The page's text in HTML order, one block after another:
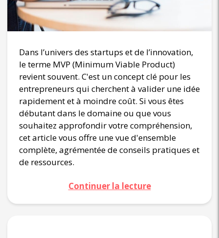
Dans l’univers des startups et de l’innovation,
le terme MVP (Minimum Viable Product)
revient souvent. C'est un concept clé pour les
entrepreneurs qui cherchent à valider une idée
rapidement et à moindre coût. Si vous êtes
débutant dans le domaine ou que vous
souhaitez approfondir votre compréhension,
cet article vous offre une vue d'ensemble
complète, agrémentée de conseils pratiques et
de ressources.
Continuer la lecture